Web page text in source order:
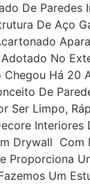
De Paredes
De Aço
No
Há 20
De
Ser Limpo,
Interiores
Drywall Com
Proporciona
Um